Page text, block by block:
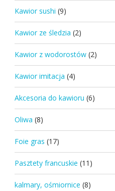
Kawior sushi (9)
Kawior ze śledzia (2)
Kawior z wodorostów (2)
Kawior imitacja (4)
Akcesoria do kawioru (6)
Oliwa (8)
Foie gras (17)
Pasztety francuskie (11)
kalmary, ośmiornice (8)